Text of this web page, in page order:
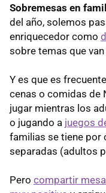
Sobremesas en
del año, solemos
enriquecedor como
sobre temas que
Y es que es
cenas o comidas de
jugar mientras los
o jugando a juegos
familias se tiene por
separadas (adultos
Pero compartir